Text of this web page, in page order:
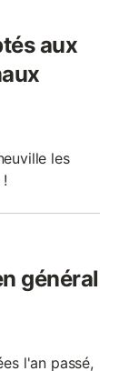
aux
les
général
l'an passé,